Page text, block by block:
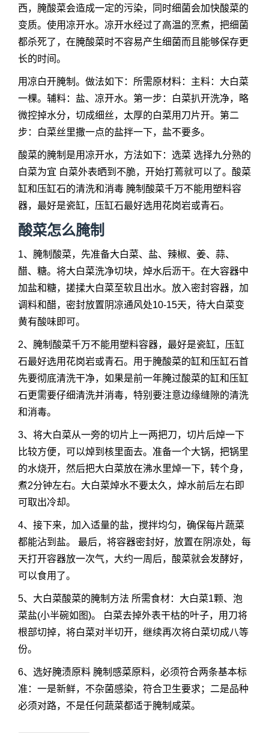
西，腌酸菜会造成一定的污染，同时细菌会加快酸菜的
变质。使用凉开水。凉开水经过了高温的烹煮，把细菌
都杀死了，在腌酸菜时不容易产生细菌而且能够保存更
长的时间。
用凉白开腌制。做法如下：所需原材料：主料：大白菜
一棵。辅料：盐、凉开水。第一步：白菜扒开洗净，略
微控掉水分，切成细丝，太厚的白菜用刀片开。第二
步：白菜丝里撒一点的盐拌一下，盐不要多。
酸菜的腌制是用凉开水，方法如下：选菜 选择九分熟的
白菜为宜 白菜外表晒到不脆，开始打蔫就可以了。酸菜
缸和压缸石的清洗和消毒 腌制酸菜千万不能用塑料容
器，最好是瓷缸，压缸石最好选用花岗岩或青石。
酸菜怎么腌制
1、腌制酸菜，先准备大白菜、盐、辣椒、姜、蒜、
醋、糖。将大白菜洗净切块，焯水后沥干。在大容器中
加盐和糖，搓揉大白菜至软且出水。放入密封容器，加
调料和醋，密封放置阴凉通风处10-15天，待大白菜变
黄有酸味即可。
2、腌制酸菜千万不能用塑料容器，最好是瓷缸，压缸
石最好选用花岗岩或青石。用于腌酸菜的缸和压缸石首
先要彻底清洗干净，如果是前一年腌过酸菜的缸和压缸
石更需要仔细清洗并消毒，特别要注意边缘缝隙的清洗
和消毒。
3、将大白菜从一旁的切片上一两把刀，切片后焯一下
比较方便，可以焯到核里面去。准备一个大锅，把锅里
的水烧开，然后把大白菜放在沸水里焯一下，转个身，
煮2分钟左右。大白菜焯水不要太久，焯水前后左右即
可取出冷却。
4、接下来，加入适量的盐，搅拌均匀，确保每片蔬菜
都能沾到盐。 最后，将容器密封好，放置在阴凉处，每
天打开容器放一次气，大约一周后，酸菜就会发酵好，
可以食用了。
5、大白菜酸菜的腌制方法 所需食材：大白菜1颗、泡
菜盐(小半碗如图)。 白菜去掉外表干枯的叶子，用刀将
根部切掉，将白菜对半切开，继续再次将白菜切成八等
份。
6、选好腌渍原料 腌制感菜原料，必须符合两条基本标
准：一是新鲜，不杂菌感染，符合卫生要求；二是品种
必须对路，不是任何蔬菜都适于腌制咸菜。